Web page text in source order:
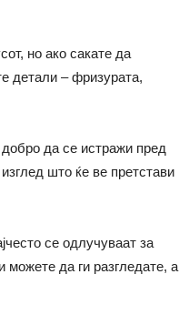
но ако сакате да
детали – фризурата,
да се истражи пред
што ќе ве претстави
се одлучуваат за
можете да ги разгледате, а